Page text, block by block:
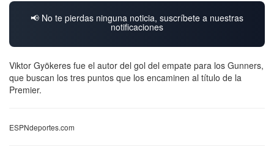
📢 No te pierdas ninguna noticia, suscríbete a nuestras
notificaciones
Viktor Gyökeres fue el autor del gol del empate para los Gunners,
que buscan los tres puntos que los encaminen al título de la
Premier.
ESPNdeportes.com